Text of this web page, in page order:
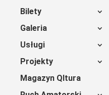
Bilety
Galeria
Usługi
Projekty
Magazyn Qltura